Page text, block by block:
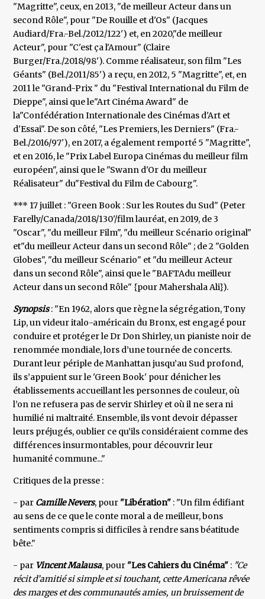
"Magritte", ceux, en 2013, "de meilleur Acteur dans un
second Rôle", pour "De Rouille et d'Os" (Jacques
Audiard/Fra.-Bel./2012/122') et, en 2020,"de meilleur
Acteur", pour "C'est ça l'Amour" (Claire
Burger/Fra./2018/98'). Comme réalisateur, son film "Les
Géants" (Bel./2011/85') a reçu, en 2012, 5 "Magritte", et, en
2011 le "Grand-Prix " du "Festival International du Film de
Dieppe", ainsi que le"Art Cinéma Award" de
la"Confédération Internationale des Cinémas d'Art et
d'Essai". De son côté, "Les Premiers, les Derniers" (Fra.-
Bel./2016/97'), en 2017, a également remporté 5 "Magritte",
et en 2016, le "Prix Label Europa Cinémas du meilleur film
européen", ainsi que le "Swann d'Or du meilleur
Réalisateur" du"Festival du Film de Cabourg".
*** 17 juillet : "Green Book : Sur les Routes du Sud" (Peter
Farelly/Canada/2018/130'/film lauréat, en 2019, de 3
"Oscar", "du meilleur Film", "du meilleur Scénario original"
et"du meilleur Acteur dans un second Rôle" ; de 2 "Golden
Globes", "du meilleur Scénario" et "du meilleur Acteur
dans un second Rôle", ainsi que le "BAFTAdu meilleur
Acteur dans un second Rôle" {pour Mahershala Ali}).
Synopsis: "En 1962, alors que règne la ségrégation, Tony
Lip, un videur italo-américain du Bronx, est engagé pour
conduire et protéger le Dr Don Shirley, un pianiste noir de
renommée mondiale, lors d’une tournée de concerts.
Durant leur périple de Manhattan jusqu’au Sud profond,
ils s’appuient sur le 'Green Book' pour dénicher les
établissements accueillant les personnes de couleur, où
l’on ne refusera pas de servir Shirley et où il ne sera ni
humilié ni maltraité. Ensemble, ils vont devoir dépasser
leurs préjugés, oublier ce qu’ils considéraient comme des
différences insurmontables, pour découvrir leur
humanité commune..."
Critiques de la presse :
- par Camille Nevers, pour "Libération" : "Un film édifiant
au sens de ce que le conte moral a de meilleur, bons
sentiments compris si difficiles à rendre sans béatitude
bête."
- par Vincent Malausa, pour "Les Cahiers du Cinéma" : "Ce
récit d’amitié si simple et si touchant, cette Americana rêvée
des marges et des communautés amies, un bruissement de